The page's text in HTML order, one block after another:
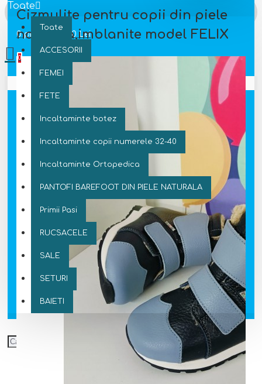
Toate
Toate
ACCESORII
FEMEI
FETE
Incaltaminte botez
Incaltaminte copii numerele 32-40
Incaltaminte Ortopedica
PANTOFI BAREFOOT DIN PIELE NATURALA
Primii Pasi
RUCSACELE
SALE
SETURI
BAIETI
0 produs(e) - 0 Lei
0
Coșul este gol!
Cizmulite pentru copii din piele
naturala,imblanite model FELIX